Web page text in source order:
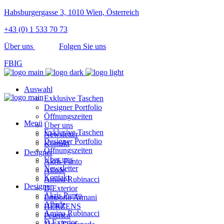
Habsburgergasse 3, 1010 Wien, Österreich
+43 (0) 1 533 70 73
Über uns
Folgen Sie uns
FBIG
Auswahl
Exklusive Taschen
Designer Portfolio
Öffnungszeiten
Über uns
Newsletter
Kontakt
Designer
Akris Punto
Allude
Amina Rubinacci
D.Exterior
Emporio Armani
HERZENS
Peserico
Menü
Exklusive Taschen
Designer Portfolio
Öffnungszeiten
Über uns
Newsletter
Kontakt
Designer
Akris Punto
Allude
Amina Rubinacci
D.Exterior